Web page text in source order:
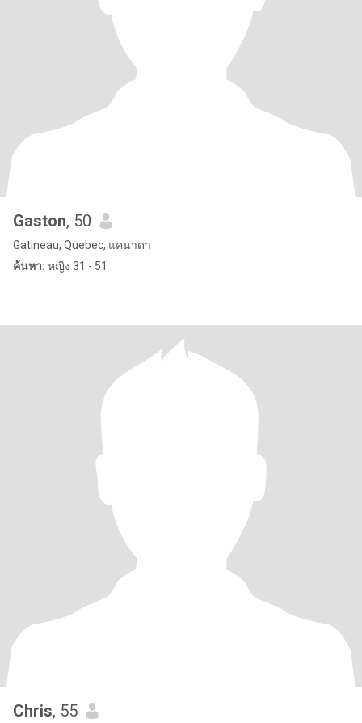
Gaston, 50
Gatineau, Quebec, แคนาดา
ค้นหา: หญิง 31 - 51
Chris, 55